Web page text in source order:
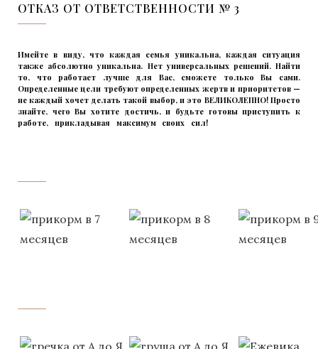
ОТКАЗ ОТ ОТВЕТСТВЕННОСТИ № 3
Имейте в виду, что каждая семья уникальна, каждая ситуация
также абсолютно уникальна. Нет универсальных решений. Найти
то, что работает лучше для Вас, сможете только Вы сами.
Определенные цели требуют определенных жертв и приоритетов —
не каждый хочет делать такой выбор, и это ВЕЛИКОЛЕПНО! Просто
знайте, чего Вы хотите достичь, и будьте готовы приступить к
работе, прикладывая максимум своих сил!